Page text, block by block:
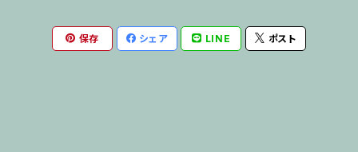
シンプル
保存 シェア LINE ポスト